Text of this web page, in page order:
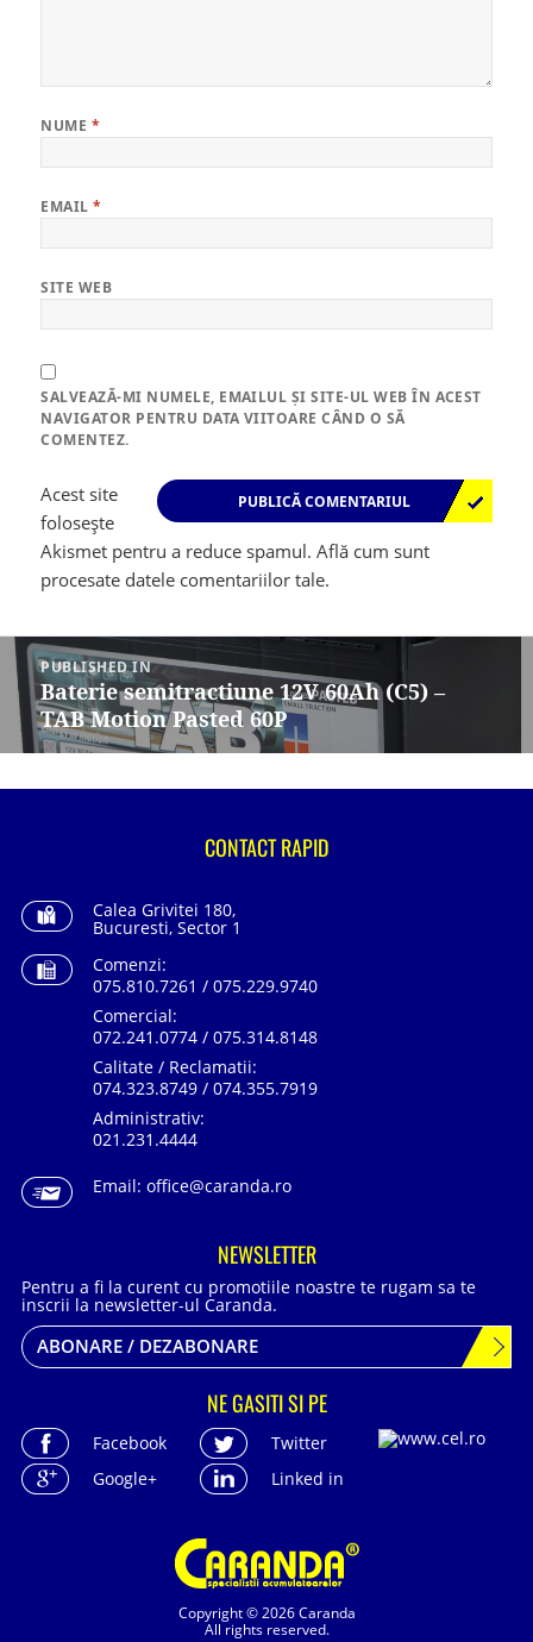
NUME *
EMAIL*
SITE WEB
SALVEAZĂ-MI NUMELE, EMAILUL ȘI SITE-UL WEB ÎN ACEST
NAVIGATOR PENTRU DATA VIITOARE CÂND O SĂ
COMENTEZ.
Acest site
folosește
Akismet pentru a reduce spamul.Află cum sunt
procesate datele comentariilor tale.
Navigare
în
articole
PUBLISHED IN
Baterie semitractiune 12V 60Ah (C5) –
TAB Motion Pasted 60P
Copyright © 2026 Caranda
All rights reserved.
CONTACT RAPID
Calea Grivitei 180,
Bucuresti, Sector 1
Comenzi:
075.810.7261 / 075.229.9740
Comercial:
072.241.0774 / 075.314.8148
Calitate / Reclamatii:
074.323.8749 / 074.355.7919
Administrativ:
021.231.4444
Email: office@caranda.ro
NEWSLETTER
Pentru a fi la curent cu promotiile noastre te rugam sa te
inscrii la newsletter-ul Caranda.
ABONARE / DEZABONARE
NE GASITI SI PE
Facebook
Twitter
Google+
Linked in